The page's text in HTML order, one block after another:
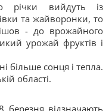
річки вийдуть із
та жайворонки, то
- до врожайного
урожай фруктів і
більше сонця і тепла.
області.
відзначають